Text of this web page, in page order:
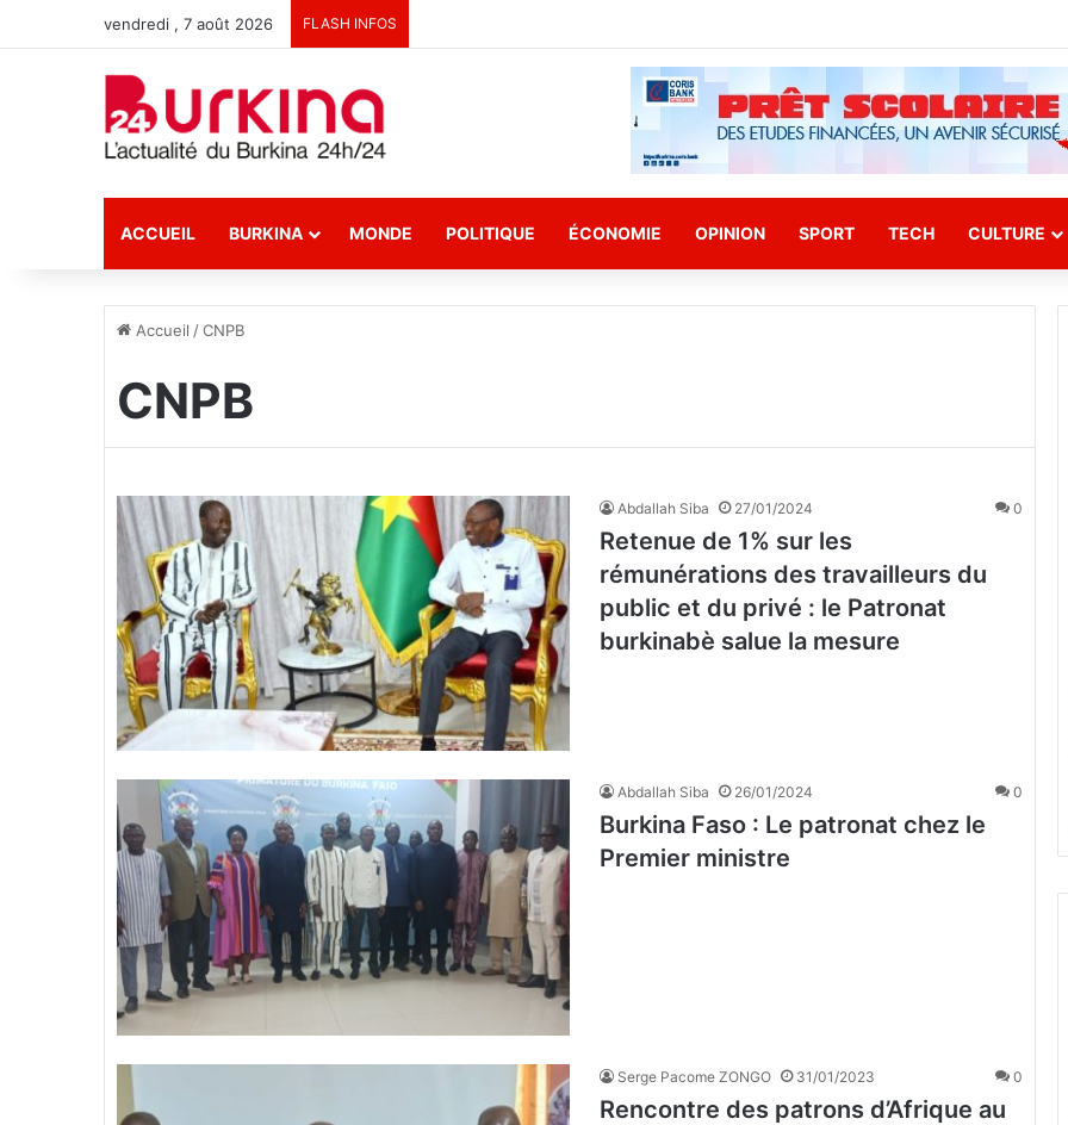
vendredi , 7 août 2026 FLASH INFOS
ACCUEIL BURKINA MONDE POLITIQUE ÉCONOMIE OPINION SPORT TECH CULTURE
Accueil /CNPB
CNPB
Abdallah Siba 27/01/2024 0
Retenue de 1% sur les
rémunérations des travailleurs du
public et du privé : le Patronat
burkinabè salue la mesure
Abdallah Siba 26/01/2024 0
Burkina Faso : Le patronat chez le
Premier ministre
Serge Pacome ZONGO 31/01/2023 0
Rencontre des patrons d’Afrique au